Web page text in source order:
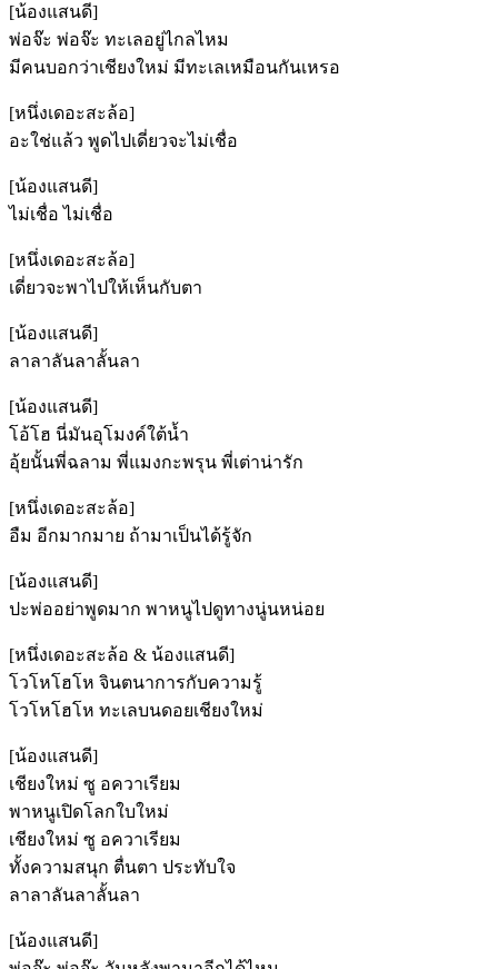
[น้องแสนดี]
พ่อจ๊ะ พ่อจ๊ะ ทะเลอยู่ไกลไหม
มีคนบอกว่าเชียงใหม่ มีทะเลเหมือนกันเหรอ
[หนึ่งเดอะสะล้อ]
อะใช่แล้ว พูดไปเดี่ยวจะไม่เชื่อ
[น้องแสนดี]
ไม่เชื่อ ไม่เชื่อ
[หนึ่งเดอะสะล้อ]
เดี่ยวจะพาไปให้เห็นกับตา
[น้องแสนดี]
ลาลาลันลาลั้นลา
[น้องแสนดี]
โอ้โฮ นี่มันอุโมงค์ใต้น้ำ
อุ้ยนั้นพี่ฉลาม พี่แมงกะพรุน พี่เต่าน่ารัก
[หนึ่งเดอะสะล้อ]
อืม อีกมากมาย ถ้ามาเป็นได้รู้จัก
[น้องแสนดี]
ปะพ่ออย่าพูดมาก พาหนูไปดูทางนู่นหน่อย
[หนึ่งเดอะสะล้อ & น้องแสนดี]
โวโหโฮโห จินตนาการกับความรู้
โวโหโฮโห ทะเลบนดอยเชียงใหม่
[น้องแสนดี]
เชียงใหม่ ซู อควาเรียม
พาหนูเปิดโลกใบใหม่
เชียงใหม่ ซู อควาเรียม
ทั้งความสนุก ตื่นตา ประทับใจ
ลาลาลันลาลั้นลา
[น้องแสนดี]